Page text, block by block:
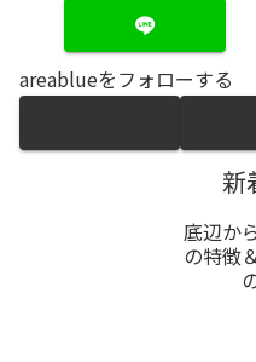
areablueをフォローする
新
底辺か
の特徴